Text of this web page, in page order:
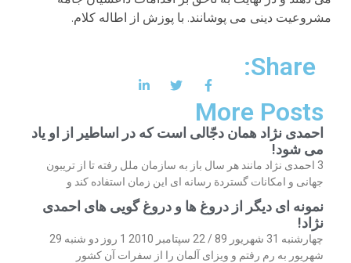
مشروعیت دینی می پوشانند. با پوزش از اطاله کلام.
Share:
More Posts
احمدی نژاد همان دجّالی است که در اساطیر از او یاد
می شود!
3 احمدی نژاد مانند هر سال باز به سازمان ملل رفته تا از تریبون
جهانی و امکانات گستردة رسانه ای این زمان استفاده کند و
نمونه ای دیگر از دروغ ها و دروغ گویی های احمدی
نژاد!
چهارشنبه 31 شهریور 89 / 22 سپتامبر 2010 1 روز دو شنبه 29
شهریور به رم رفتم و ویزای آلمان را از سفرات آن کشور